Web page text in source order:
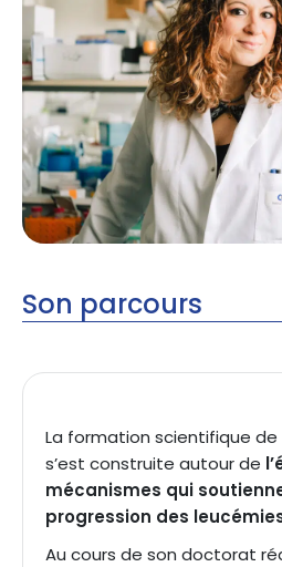
Son parcours
La formation scientifique de
s’est construite autour de
mécanismes qui
progression des
Au cours de son doctorat